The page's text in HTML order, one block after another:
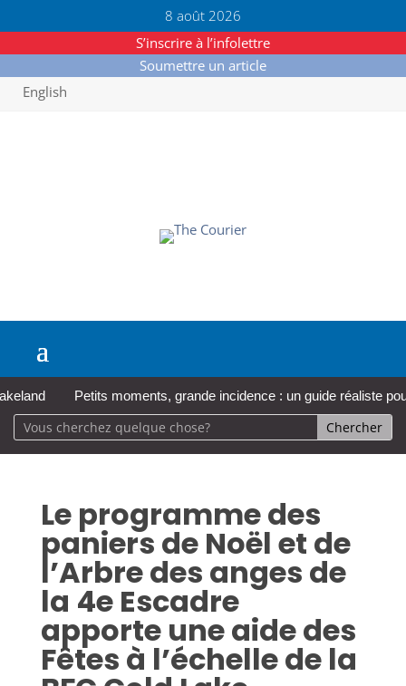
8 août 2026
S’inscrire à l’infolettre
Soumettre un article
English
Petits moments, grande incidence : un guide réaliste pour
Le programme des
paniers de Noël et de
l’Arbre des anges de
la 4e Escadre
apporte une aide des
Fêtes à l’échelle de la